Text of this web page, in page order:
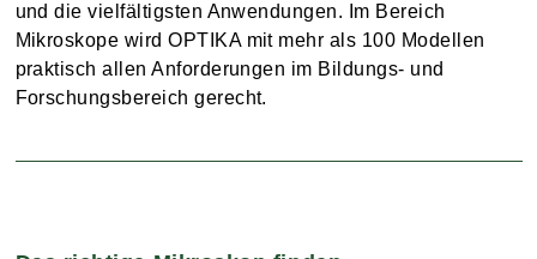
und die vielfältigsten Anwendungen. Im Bereich
Mikroskope wird OPTIKA mit mehr als 100 Modellen
praktisch allen Anforderungen im Bildungs- und
Forschungsbereich gerecht.